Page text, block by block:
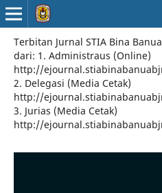
Terbitan Jurnal STIA Bina
dari: 1. Administraus (Online)
http://
2. Delegasi (Media Cetak)
http://
3. Jurias (Media Cetak)
http://